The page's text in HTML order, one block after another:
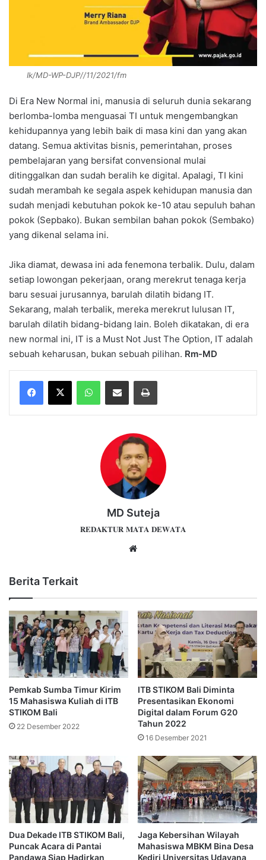
Ik/MD-WP-DJP//11/2021/fm
Di Era New Normal ini, manusia di seluruh dunia sekarang
berlomba-lomba menguasai TI untuk mengembangkan
kehidupannya yang lebih baik di masa kini dan yang akan
datang. Semua aktivitas bisnis, pemerintahan, proses
pembelajaran yang bersifat convensional mulai
ditinggalkan dan sudah beralih ke digital. Apalagi, TI kini
sudah merambah ke segala aspek kehidupan manusia dan
sudah menjadi kebutuhan pokok ke-10 atau sepuluh bahan
pokok (Sepbako). Bukan sembilan bahan pokok (Sembako)
yang dikenal selama ini.
Jika diamat, dewasa ini ada fenemona terbalik. Dulu, dalam
setiap lowongan pekerjaan, orang merekrut tenaga kerja
baru sesuai jurusannya, barulah dilatih bidang IT.
Sekarang, malah terbalik, mereka merekrut lulusan IT,
barulah dilatih bidang-bidang lain. Boleh dikatakan, di era
new normal ini, IT is a Must Not Just The Option, IT adalah
sebuah keharusan, bukan sebuah pilihan. Rm-MD
WhatsAppShare via Email Print
MD Suteja
𝐑𝐄𝐃𝐀𝐊𝐓𝐔𝐑 𝐌𝐀𝐓𝐀 𝐃𝐄𝐖𝐀𝐓𝐀
Berita Terkait
Pemkab Sumba Timur Kirim
15 Mahasiswa Kuliah di ITB
STIKOM Bali
22 Desember 2022
ITB STIKOM Bali Diminta
Presentasikan Ekonomi
Digital dalam Forum G20
Tahun 2022
16 Desember 2021
Dua Dekade ITB STIKOM Bali,
Puncak Acara di Pantai
Pandawa Siap Hadirkan
Jaga Kebersihan Wilayah
Mahasiswa MBKM Bina Desa
Kediri Universitas Udayana